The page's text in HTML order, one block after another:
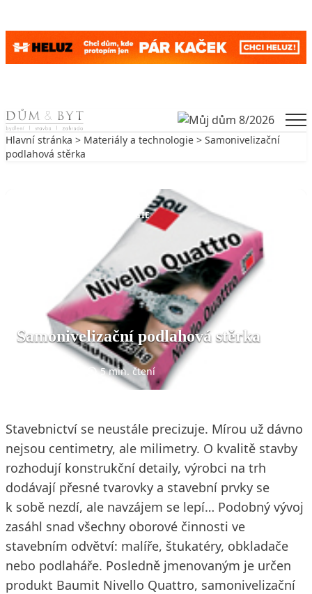
Skip to content
Hlavní stránka > Materiály a technologie > Samonivelizační
podlahová stěrka
MATERIÁLY A TECHNOLOGIE
Samonivelizační podlahová stěrka
5 min. čtení
Stavebnictví se neustále precizuje. Mírou už dávno
nejsou centimetry, ale milimetry. O kvalitě stavby
rozhodují konstrukční detaily, výrobci na trh
dodávají přesné tvarovky a stavební prvky se
k sobě nezdí, ale navzájem se lepí… Podobný vývoj
zasáhl snad všechny oborové činnosti ve
stavebním odvětví: malíře, štukatéry, obkladače
nebo podlaháře. Posledně jmenovaným je určen
produkt Baumit Nivello Quattro, samonivelizační